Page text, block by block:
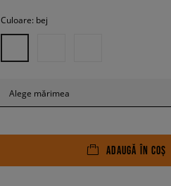
Culoare: bej
Alege mărimea
ADAUGĂ ÎN COȘ